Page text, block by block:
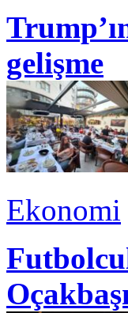
gelişme
Ekonomi